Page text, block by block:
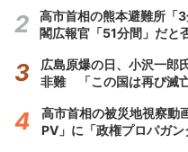
高市首相の熊本避難所「
閣広報官「51分間」だと
広島原爆の日、小沢一郎
非難 「この国は再び滅
高市首相の被災地視察
PV」に「政権プロパガン